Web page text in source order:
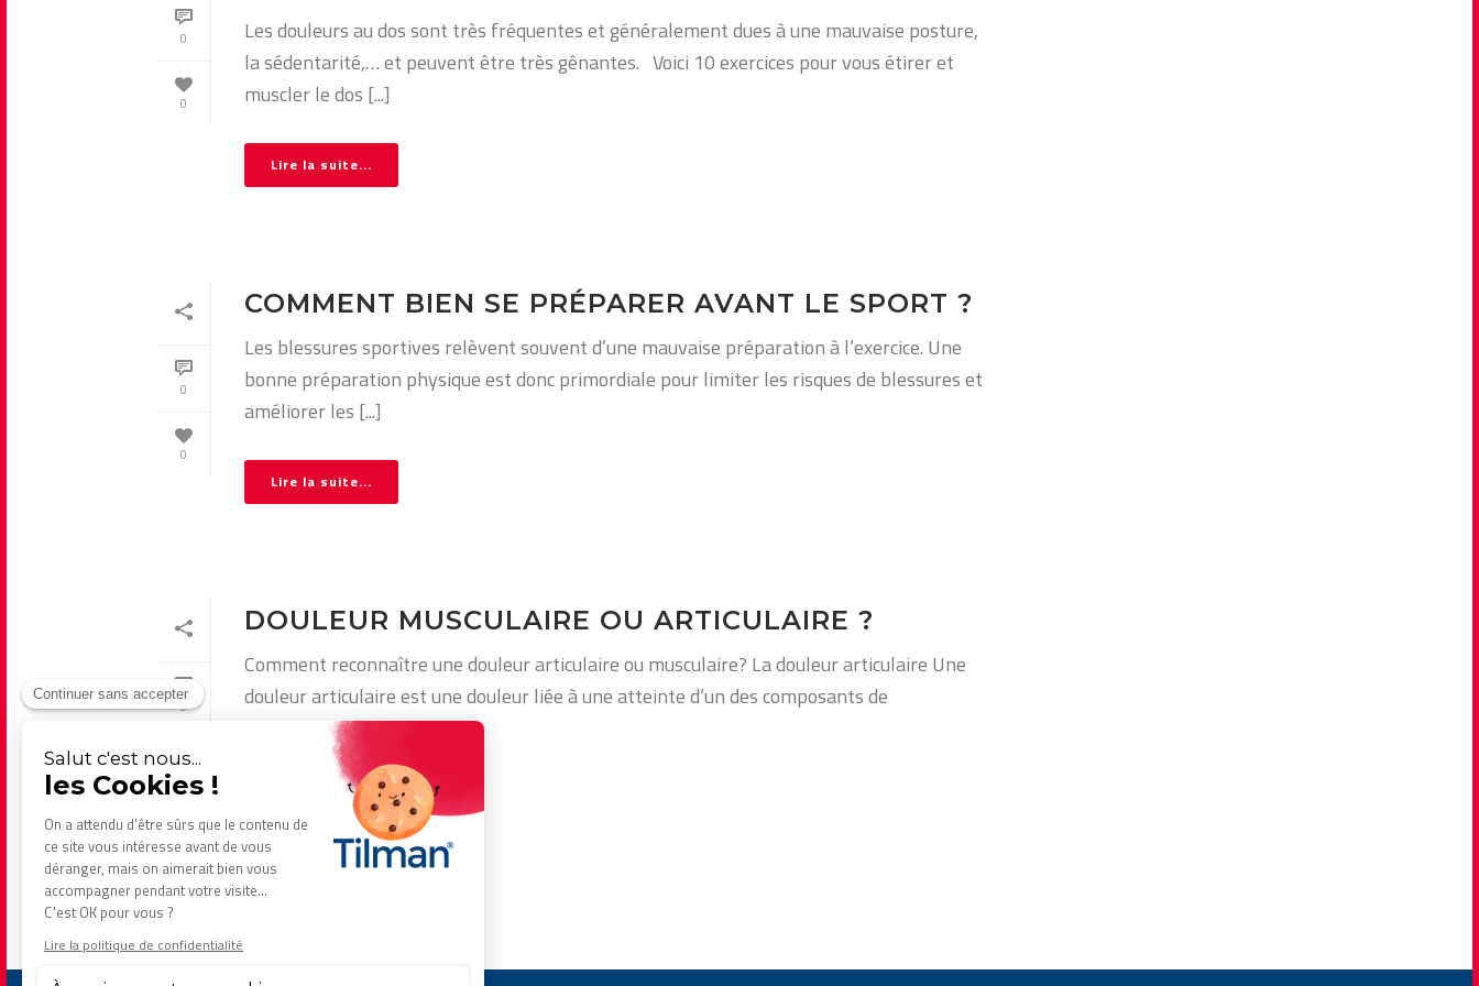
0
0
Les douleurs au dos sont très fréquentes et généralement dues à une mauvaise posture,
la sédentarité,… et peuvent être très gênantes. Voici 10 exercices pour vous étirer et
muscler le dos [...]
Lire la suite...
0
0
COMMENT BIEN SE PRÉPARER AVANT LE SPORT ?
Les blessures sportives relèvent souvent d’une mauvaise préparation à l’exercice. Une
bonne préparation physique est donc primordiale pour limiter les risques de blessures et
améliorer les [...]
Lire la suite...
0
DOULEUR MUSCULAIRE OU ARTICULAIRE ?
Comment reconnaître une douleur articulaire ou musculaire? La douleur articulaire Une
douleur articulaire est une douleur liée à une atteinte d’un des composants de
l’articulation (tissu, os, [...]
Lire la suite...